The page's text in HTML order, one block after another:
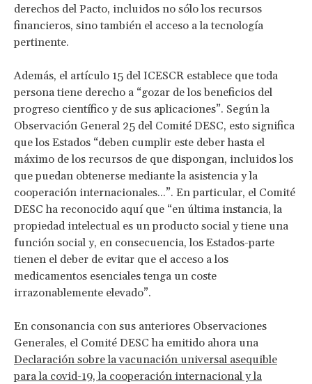
derechos del Pacto, incluidos no sólo los recursos
financieros, sino también el acceso a la tecnología
pertinente.
Además, el artículo 15 del ICESCR establece que toda
persona tiene derecho a “gozar de los beneficios del
progreso científico y de sus aplicaciones”. Según la
Observación General 25 del Comité DESC, esto significa
que los Estados “deben cumplir este deber hasta el
máximo de los recursos de que dispongan, incluidos los
que puedan obtenerse mediante la asistencia y la
cooperación internacionales...”. En particular, el Comité
DESC ha reconocido aquí que “en última instancia, la
propiedad intelectual es un producto social y tiene una
función social y, en consecuencia, los Estados-parte
tienen el deber de evitar que el acceso a los
medicamentos esenciales tenga un coste
irrazonablemente elevado”.
En consonancia con sus anteriores Observaciones
Generales, el Comité DESC ha emitido ahora una
Declaración sobre la vacunación universal asequible
para la covid-19, la cooperación internacional y la